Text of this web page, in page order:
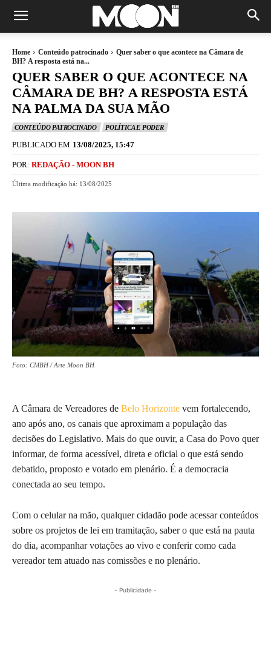
Home Conteúdo patrocinado
Quer saber o que acontece na Câmara de
BH? A resposta está na...
QUER SABER O QUE ACONTECE NA
CÂMARA DE BH? A RESPOSTA ESTÁ
NA PALMA DA SUA MÃO
CONTEÚDO PATROCINADO POLÍTICA E PODER
PUBLICADO EM 13/08/2025, 15:47
POR: REDAÇÃO - MOON BH
Última modificação há: 13/08/2025
Foto: CMBH / Arte Moon BH
A Câmara de Vereadores de Belo Horizonte vem fortalecendo,
ano após ano, os canais que aproximam a população das
decisões do Legislativo. Mais do que ouvir, a Casa do Povo quer
informar, de forma acessível, direta e oficial o que está sendo
debatido, proposto e votado em plenário. É a democracia
conectada ao seu tempo.
Com o celular na mão, qualquer cidadão pode acessar conteúdos
sobre os projetos de lei em tramitação, saber o que está na pauta
do dia, acompanhar votações ao vivo e conferir como cada
vereador tem atuado nas comissões e no plenário.
- Publicidade -